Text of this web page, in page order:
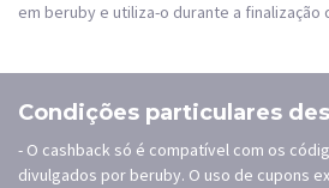
em beruby e utiliza-o durante a finalização
Condições particulares
- O cashback só é compatível com os
divulgados por beruby. O uso de cupons